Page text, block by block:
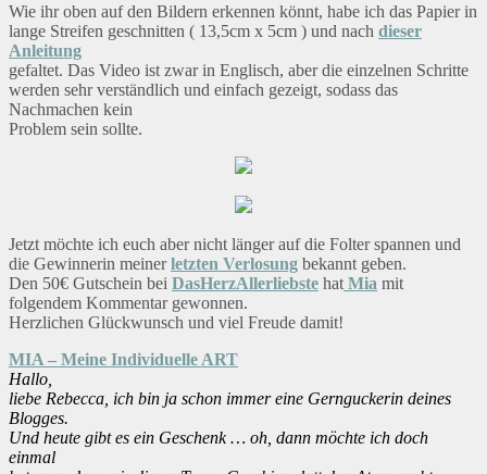
Wie ihr oben auf den Bildern erkennen könnt, habe ich das Papier in
lange Streifen geschnitten ( 13,5cm x 5cm ) und nach dieser
Anleitung
gefaltet. Das Video ist zwar in Englisch, aber die einzelnen Schritte
werden sehr verständlich und einfach gezeigt, sodass das
Nachmachen kein
Problem sein sollte.
Jetzt möchte ich euch aber nicht länger auf die Folter spannen und
die Gewinnerin meinerletzten Verlosung bekannt geben.
Den 50€ Gutschein bei DasHerzAllerliebste hat Mia mit
folgendem Kommentar gewonnen.
Herzlichen Glückwunsch und viel Freude damit!
MIA – Meine Individuelle ART
Hallo,
liebe Rebecca, ich bin ja schon immer eine Gernguckerin deines
Blogges.
Und heute gibt es ein Geschenk … oh, dann möchte ich doch
einmal